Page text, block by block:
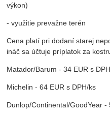
výkon)
- využitie prevažne terén
Cena platí pri dodaní starej
ináč sa účtuje príplatok za
Matador/Barum - 34 EUR s
Michelin - 64 EUR s DPH/ks
Dunlop/Continental/GoodYear -